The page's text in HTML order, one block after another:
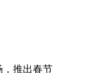
，推出春节